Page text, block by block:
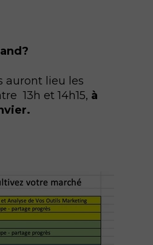
auront lieu les
13h et 14h15, à